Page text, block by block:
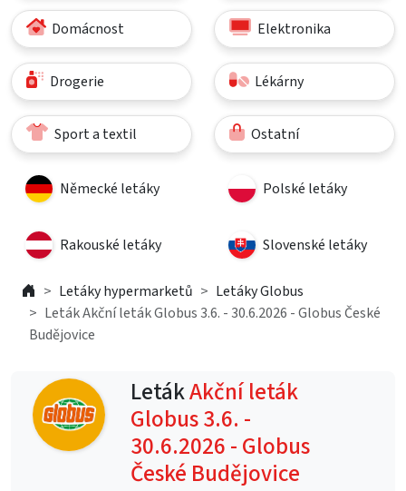
Domácnost Elektronika
Drogerie Lékárny
Sport a textil Ostatní
Německé letáky Polské letáky
Rakouské letáky Slovenské letáky
Letáky hypermarketů
Letáky Globus
Leták Akční leták Globus 3.6. - 30.6.2026 - Globus České
Budějovice
LetákAkční leták
Globus 3.6. -
30.6.2026 - Globus
České Budějovice